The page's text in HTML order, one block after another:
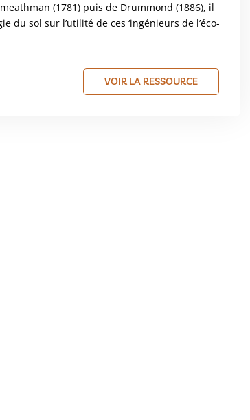
(1781) puis de Drummond (1886), il
du sol sur l’utilité de ces ‘ingénieurs de l’éco-
VOIR LA RESSOURCE